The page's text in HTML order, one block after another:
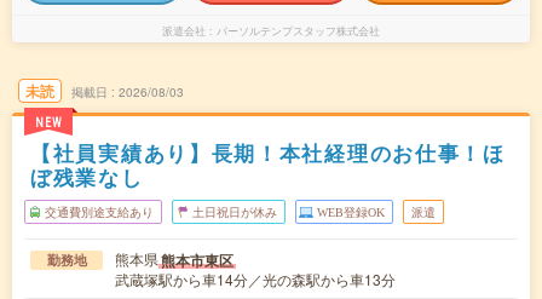
派遣会社 パーソルテンプスタッフ株式会社
未読
NEW
掲載日 2026/08/03
【社員実績あり】長期！本社経理のお仕事！ほ
ぼ残業なし
交通費別途支給あり 土日祝日が休み WEB登録OK 派遣
勤務地 熊本県熊本市東区
武蔵塚駅から車14分／光の森駅から車13分